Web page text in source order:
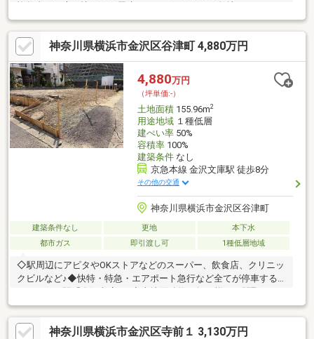
叶う多彩なプランに対応可能です。【自由設計が叶う建築条件な
し】お好きなハウスメーカーや工務店で建築可能。ご家族のライ
フスタイルに合わせた、こだわりのマイホームを実現できます。
【選べる建築プランもご用意】売主による請負プランも選択可
能。＋200万円で間取り変更ができる柔軟なプランもご用意して
おります。【2路線利用可能なアクセス】「海の公園柴口」駅徒歩
8分、「金沢文庫」駅徒歩14分。通勤・通学
神奈川県横浜市金沢区谷津町 4,880万円
4,880万円
（坪単価:-）
土地面積155.96m2
用途地域１種低層
建ぺい率50%
容積率100%
建築条件なし
京急本線 金沢文庫駅 徒歩8分
その他の交通
神奈川県横浜市金沢区谷津町
建築条件なし 更地
本下水
都市ガス
即引渡し可 1種低層地域
◇駅周辺にアピタやOKストアなどのスーパー、飲食店、クリニッ
クビルなど♪◆快特・特急・エアポート急行など全てが停車する
楽しめます♪◆西側には約３ｍの通路があり陽当たり良好な土地
です！◇更地につき解体費用等が抑えられます！◆建築条件はあ
りません、お好きなハウスメーカーで建築できます！◇四季折々
神奈川県横浜市金沢区寺前１ 3,130万円